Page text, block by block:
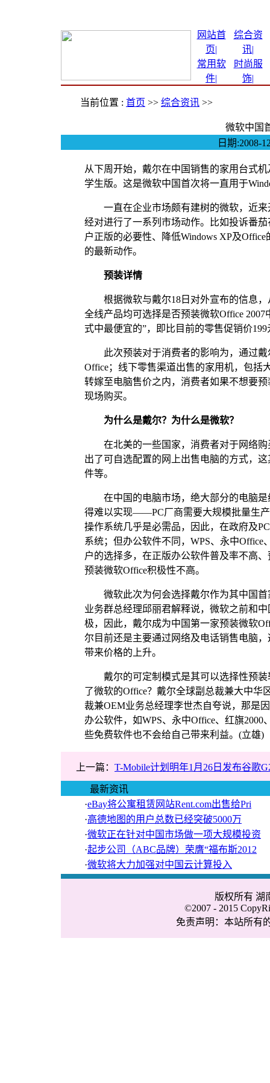
网站首
页|
综合资
讯|
常用软
件|
时尚服
饰|
当前位置 : 首页 >> 综合资讯 >>
微软中国
日期
从下周开始，戴尔在中国销售的家用台式
学生版。这是微软中国首次将一直用于
一直在企业市场颇有建树的微软，近来
经对进行了一系列市场动作。比如投诉番
户正版的必要性、降低Windows XP及
的最新动作。
预装详情
根据微软与戴尔18日对外宣布的信息，
全线产品均可选择是否预装微软Office
式中最便宜的”，即比目前的零售促销价199
此次预装对于消费者的影响为，通过戴
Office；线下零售渠道出售的家用机，包括
转嫁至电脑售价之内，消费者如果不想要
现场购买。
为什么是戴尔？为什么是微软？
在北美的一些国家，消费者对于网络购
出了可自选配置的网上出售电脑的方式，
件等。
在中国的电脑市场，绝大部分的电脑是
得难以实现——PC厂商需要大规模批量生
操作系统几乎是必需品，因此，在政府及
系统；但办公软件不同，WPS、永中Office
户的选择多，在正版办公软件普及率不高
预装微软Office积极性不高。
微软此次为何会选择戴尔作为其中国首
业务群总经理邱丽君解释说，微软之前和
极，因此，戴尔成为中国第一家预装微软
尔目前还是主要通过网络及电话销售电脑
带来价格的上升。
戴尔的可定制模式是其可以选择性预装
了微软的Office？戴尔全球副总裁兼大中华
裁兼OEM业务总经理李世杰自夸说，那是
办公软件，如WPS、永中Office、红旗
些免费软件也不会给自己带来利益。(立雄)
上一篇： T-Mobile计划明年1月26日发布谷歌
最新资讯
·eBay将公寓租赁网站Rent.com出售给Pri
·高德地图的用户总数已经突破5000万
·微软正在针对中国市场做一项大规模投资
·起步公司（ABC品牌）荣膺“福布斯2012
·微软将大力加强对中国云计算投入
版权所有
©2007 - 2015
免责声明：本站所有